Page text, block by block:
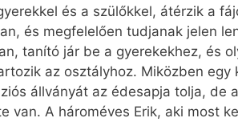
és a szülőkkel, átérzik a
és megfelelően tudjanak jelen
tanító jár be a gyerekekhez, és
az osztályhoz. Miközben
állványát az édesapja tolja, de
van. A hároméves Erik, aki most